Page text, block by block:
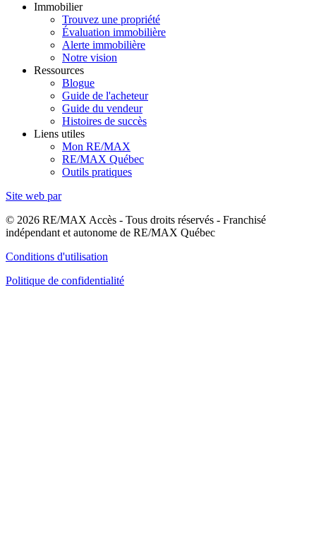
Immobilier
Trouvez une propriété
Évaluation immobilière
Alerte immobilière
Notre vision
Ressources
Blogue
Guide de l'acheteur
Guide du vendeur
Histoires de succès
Liens utiles
Mon RE/MAX
RE/MAX Québec
Outils pratiques
Site web par
© 2026 RE/MAX Accès - Tous droits réservés - Franchisé
indépendant et autonome de RE/MAX Québec
Conditions d'utilisation
Politique de confidentialité